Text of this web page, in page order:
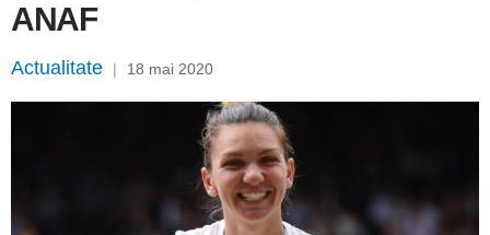
ANAF
Actualitate | 18 mai 2020